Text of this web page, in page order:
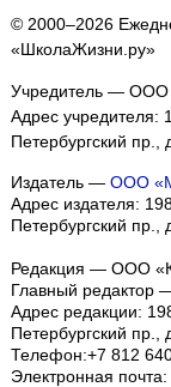
© 2000–2026
«ШколаЖизни.ру»
Учредитель — ООО
Адрес учредителя:
Петербургский
Издатель — ООО
Адрес издателя:
Петербургский
Редакция — ООО
Главный редактор
Адрес редакции:
Петербургский
Телефон:+7 812
Электронная почта: